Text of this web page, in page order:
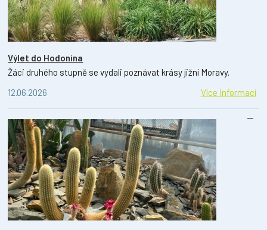
Výlet do Hodonína
Žáci druhého stupně se vydali poznávat krásy jižní Moravy.
12.06.2026
Více informací